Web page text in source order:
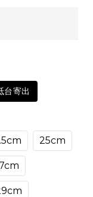
台寄出
25cm